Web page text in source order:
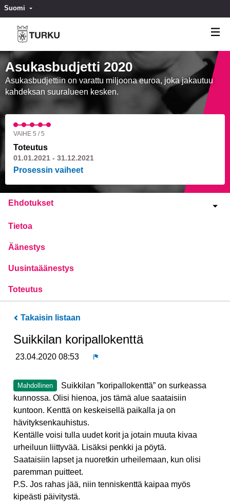
Suomi Valitse kieli
Asukasbudjetti 2020
Asukasbudjettiin on varattu miljoona euroa, joka jakautuu
kahdeksan suuralueen kesken.
VAIHE 5 / 5
Toteutus
01.01.2021 - 31.12.2021
Prosessin vaiheet
Ehdotukset
Tietoa
Äänestys
Uusintaäänestys
Toteutus
Takaisin listaan
Suikkilan koripallokenttä
23.04.2020 08:53
Mahdollinen
Suikkilan ”koripallokenttä” on surkeassa
kunnossa. Olisi hienoa, jos tämä alue saataisiin
kuntoon. Kenttä on keskeisellä paikalla ja on
hävityksenkauhistus.
Kentälle voisi tulla uudet korit ja jotain muuta kivaa
urheiluun liittyvää. Lisäksi penkki ja pöytä.
Saataisiin lapset ja nuoretkin urheilemaan, kun olisi
paremman puitteet.
P.S. Jos rahas jää, niin tenniskenttä kaipaa myös
kipeästi päivitystä.